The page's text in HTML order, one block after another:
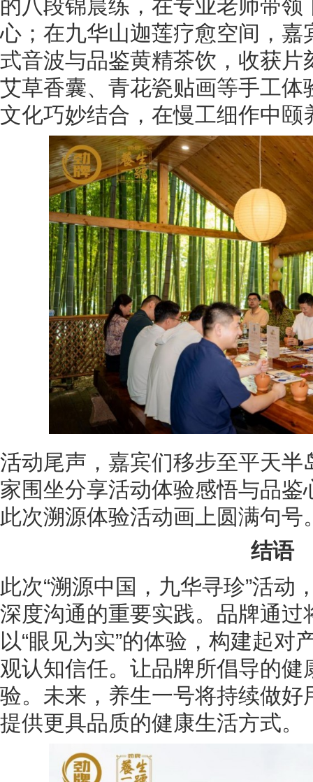
的八段锦晨练，在专业老师带
心；在九华山迦莲疗愈空间，
式音波与品鉴黄精茶饮，收获
艾草香囊、青花瓷贴画等手工
文化巧妙结合，在慢工细作中颐
活动尾声，嘉宾们移步至平天
家围坐分享活动体验感悟与品
此次溯源体验活动画上圆满句号
结语
此次“溯源中国，九华寻珍”活动
深度沟通的重要实践。品牌通过
以“眼见为实”的体验，构建起对
观认知信任。让品牌所倡导的
验。未来，养生一号将持续做
提供更具品质的健康生活方式。